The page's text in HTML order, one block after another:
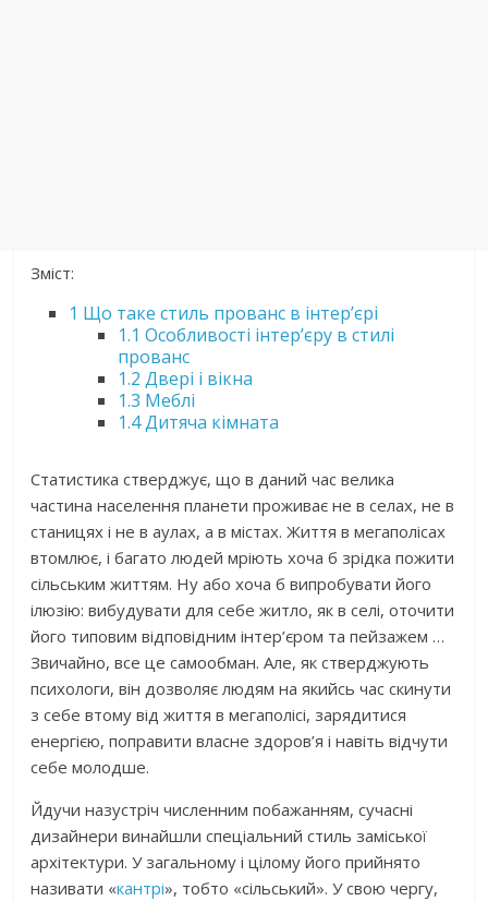
Зміст:
1 Що таке стиль прованс в інтер’єрі
1.1 Особливості інтер’єру в стилі
прованс
1.2 Двері і вікна
1.3 Меблі
1.4Дитяча кімната
Статистика стверджує, що в даний час велика
частина населення планети проживає не в селах, не в
станицях і не в аулах, а в містах. Життя в мегаполісах
втомлює, і багато людей мріють хоча б зрідка пожити
сільським життям. Ну або хоча б випробувати його
ілюзію: вибудувати для себе житло, як в селі, оточити
його типовим відповідним інтер’єром та пейзажем …
Звичайно, все це самообман. Але, як стверджують
психологи, він дозволяє людям на якийсь час скинути
з себе втому від життя в мегаполісі, зарядитися
енергією, поправити власне здоров’я і навіть відчути
себе молодше.
Йдучи назустріч численним побажанням, сучасні
дизайнери винайшли спеціальний стиль заміської
архітектури. У загальному і цілому його прийнято
називати «кантрі», тобто «сільський». У свою чергу,